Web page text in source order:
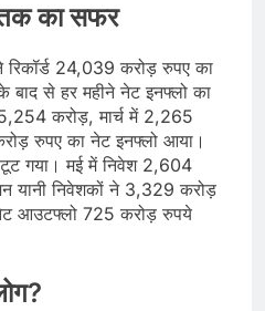
का सफर
24,039 करोड़ रुपए का
बाद से हर महीने नेट इनफ्लो का
करोड़, मार्च में 2,265
रुपए का नेट इनफ्लो आया।
गया। मई में निवेश 2,604
यानी निवेशकों ने 3,329 करोड़
आउटफ्लो 725 करोड़ रुपये